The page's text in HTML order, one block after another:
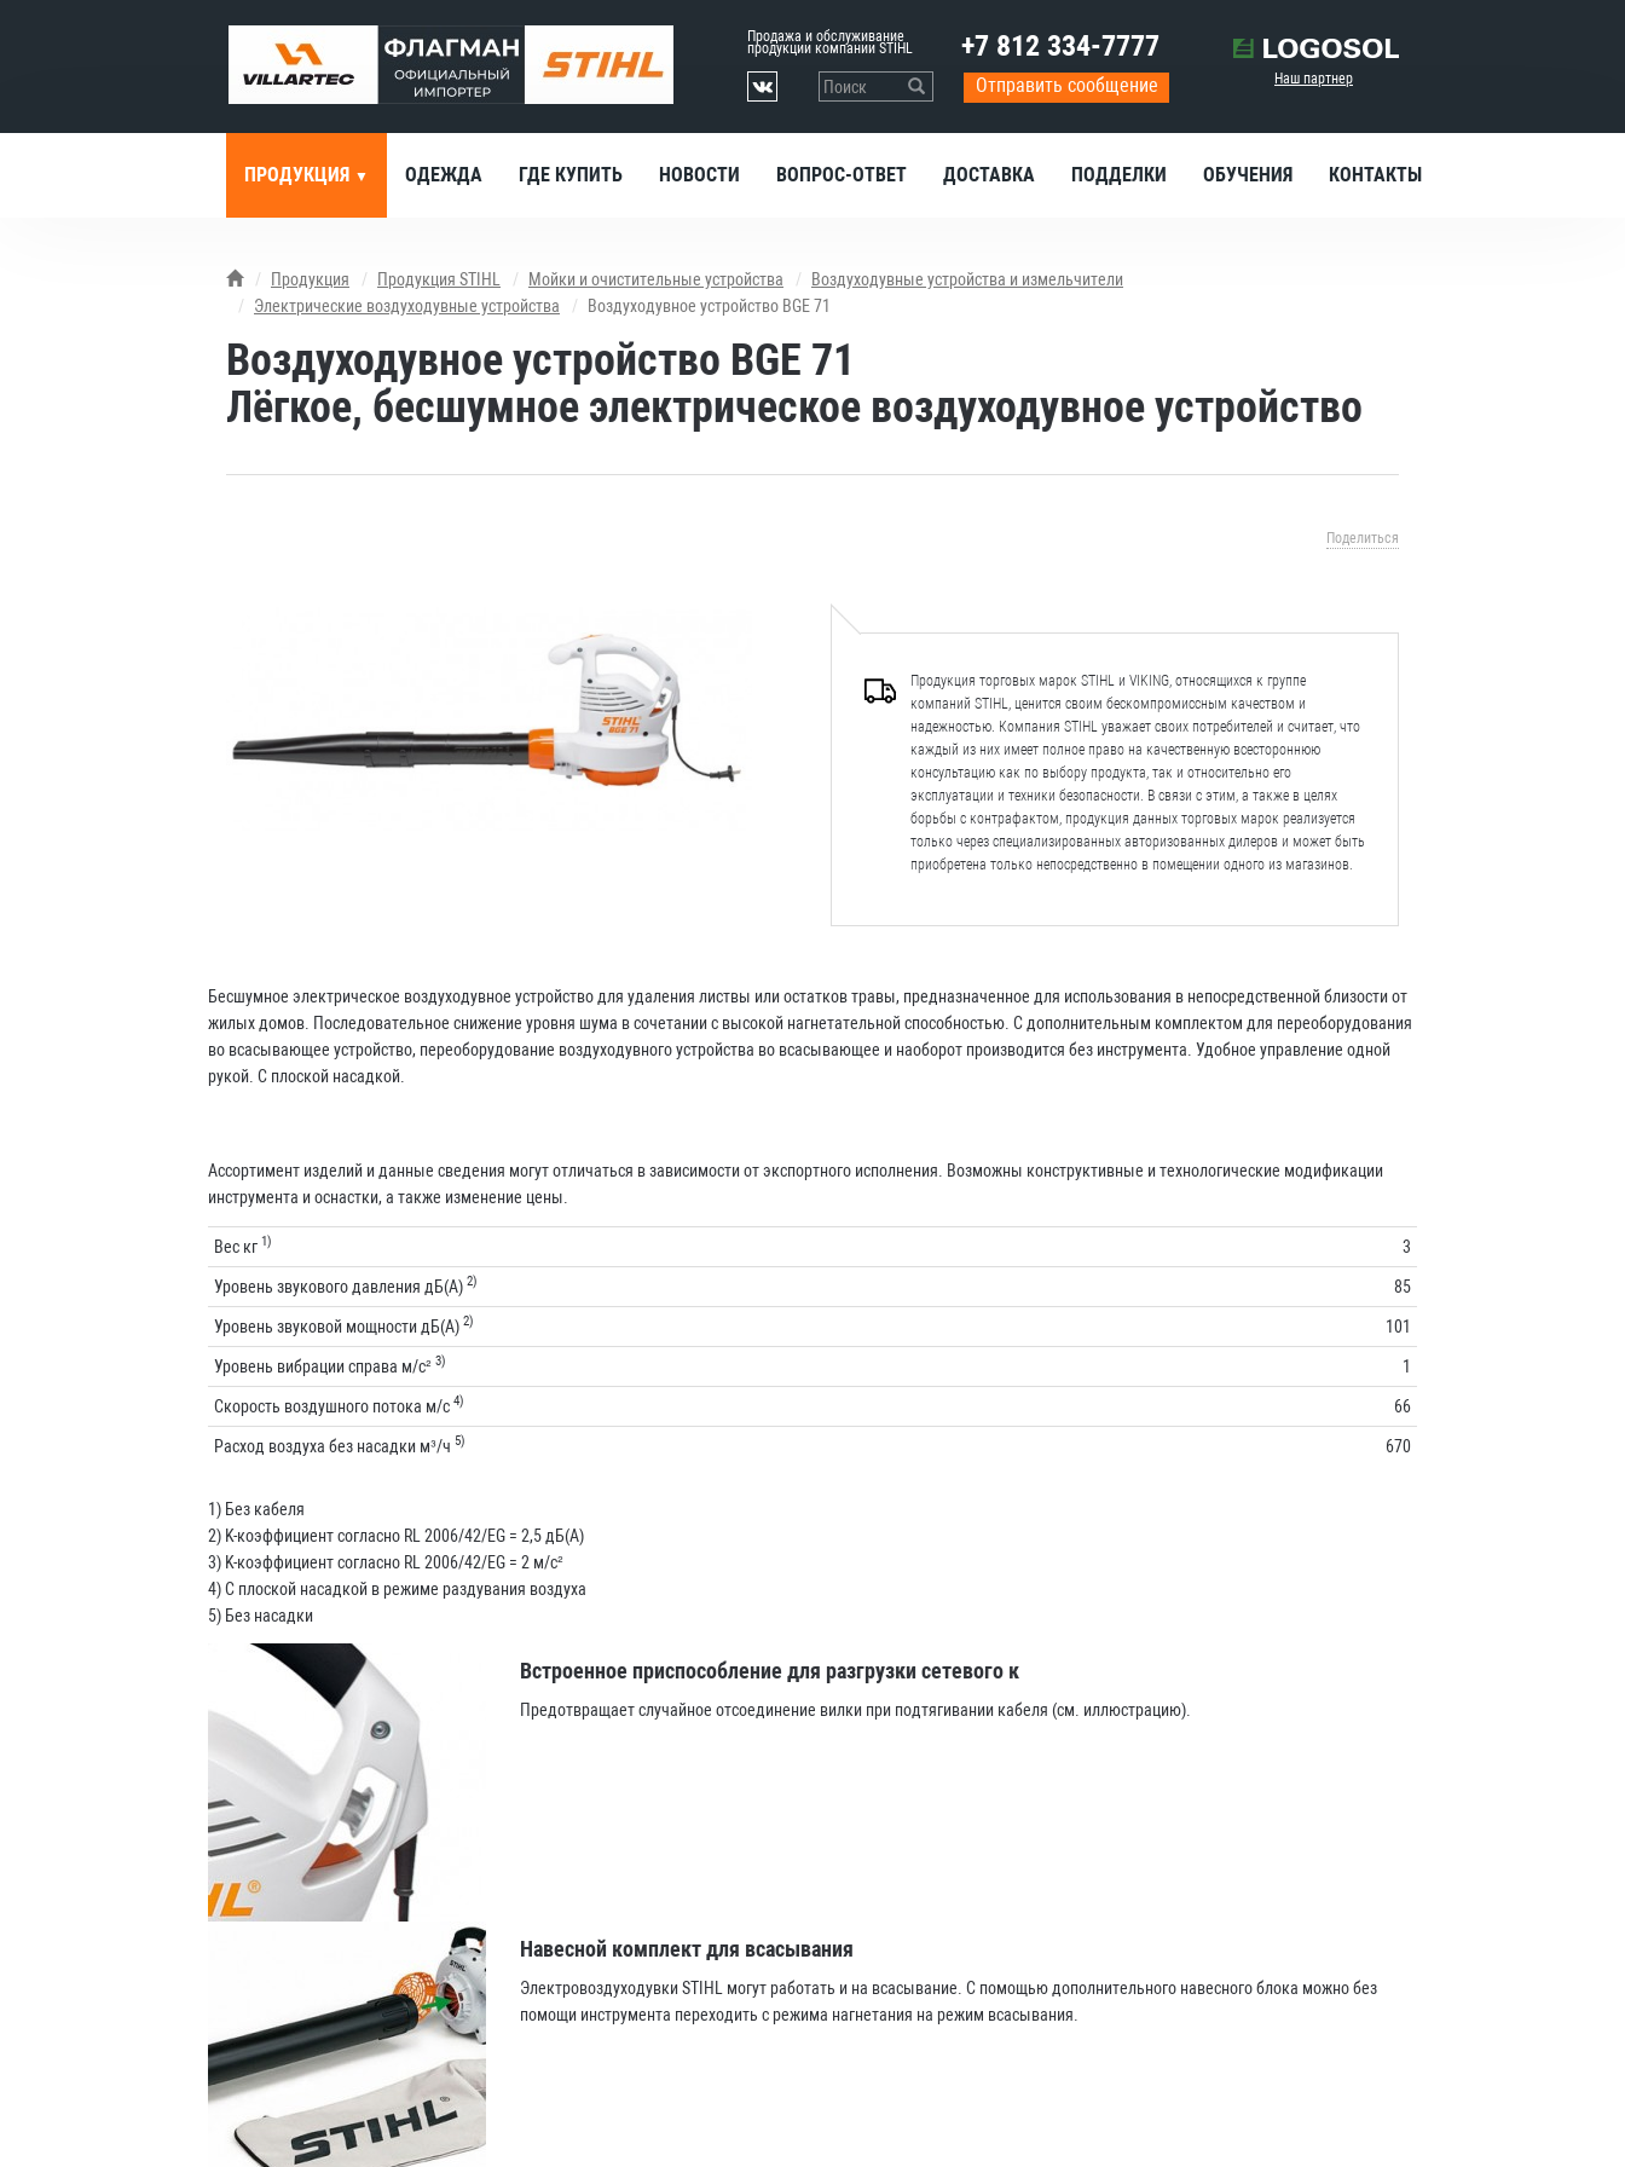
Продажа и обслуживание
продукции компании STIHL +7 812 334-7777
Отправить сообщение Наш партнер
ПРОДУКЦИЯ ОДЕЖДА ГДЕ КУПИТЬ НОВОСТИ ВОПРОС-ОТВЕТ ДОСТАВКА ПОДДЕЛКИ ОБУЧЕНИЯ КОНТАКТЫ
Продукция Продукция STIHL Мойки и очистительные устройства
Воздуходувные устройства и измельчители
Электрические воздуходувные устройства
Воздуходувное устройство BGE 71
Воздуходувное устройство BGE 71
Лёгкое, бесшумное электрическое воздуходувное устройство
Поделиться
Продукция торговых марок STIHL и VIKING, относящихся к группе
компаний STIHL, ценится своим бескомпромиссным качеством и
надежностью. Компания STIHL уважает своих потребителей и считает, что
каждый из них имеет полное право на качественную всестороннюю
консультацию как по выбору продукта, так и относительно его
эксплуатации и техники безопасности. В связи с этим, а также в целях
борьбы с контрафактом, продукция данных торговых марок реализуется
только через специализированных авторизованных дилеров и может быть
приобретена только непосредственно в помещении одного из магазинов.
Бесшумное электрическое воздуходувное устройство для удаления листвы или остатков травы, предназначенное для использования в непосредственной близости от
жилых домов. Последовательное снижение уровня шума в сочетании с высокой нагнетательной способностью. С дополнительным комплектом для переоборудования
во всасывающее устройство, переоборудование воздуходувного устройства во всасывающее и наоборот производится без инструмента. Удобное управление одной
рукой. С плоской насадкой.
Ассортимент изделий и данные сведения могут отличаться в зависимости от экспортного исполнения. Возможны конструктивные и технологические модификации
инструмента и оснастки, а также изменение цены.
Вес кг 1) 3
Уровень звукового давления дБ(A) 2) 85
Уровень звуковой мощности дБ(A) 2) 101
Уровень вибрации справа м/с² 3) 1
Скорость воздушного потока м/с 4) 66
Расход воздуха без насадки м³/ч 5) 670
1) Без кабеля
2) K-коэффициент согласно RL 2006/42/EG = 2,5 дБ(A)
3) K-коэффициент согласно RL 2006/42/EG = 2 м/с²
4) С плоской насадкой в режиме раздувания воздуха
5) Без насадки
Встроенное приспособление для разгрузки сетевого к
Предотвращает случайное отсоединение вилки при подтягивании кабеля (см. иллюстрацию).
Навесной комплект для всасывания
Электровоздуходувки STIHL могут работать и на всасывание. С помощью дополнительного навесного блока можно без
помощи инструмента переходить с режима нагнетания на режим всасывания.